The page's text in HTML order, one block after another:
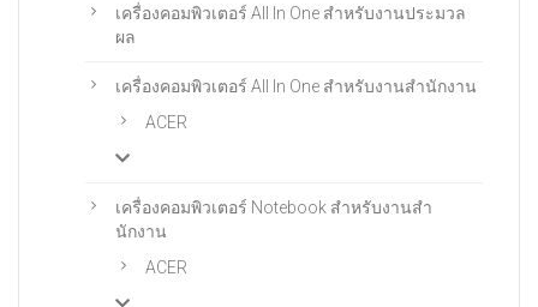
เครื่องคอมพิวเตอร์ All In One สําหรับงานประมวล
ผล
เครื่องคอมพิวเตอร์ All In One สําหรับงานสํานักงาน
ACER
เครื่องคอมพิวเตอร์ Notebook สําหรับงานสํา
นักงาน
ACER